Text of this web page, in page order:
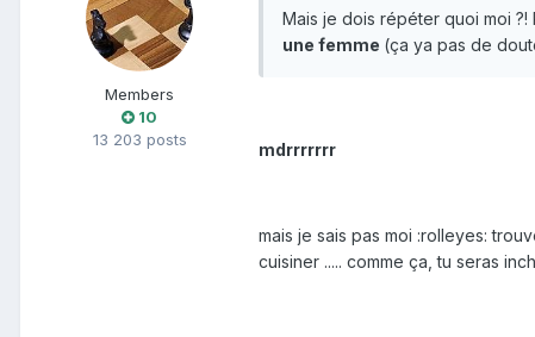
Members
10
13 203 posts
Mais je dois répéter quoi moi ?!
une femme (ça ya pas de
mdrrrrrrr
mais je sais pas moi :rolleyes:
cuisiner ..... comme ça, tu seras